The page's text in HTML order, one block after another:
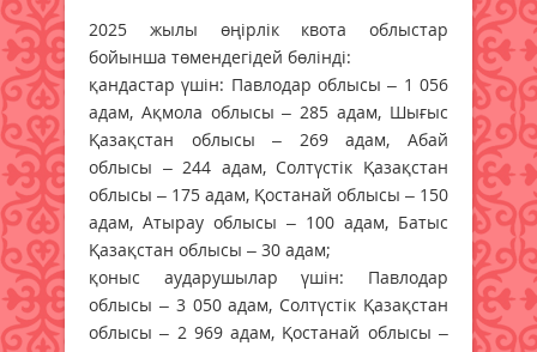
2025 жылы өңірлік квота облыстар
бойынша төмендегідей бөлінді:
қандастар үшін: Павлодар облысы – 1 056
адам, Ақмола облысы – 285 адам, Шығыс
Қазақстан облысы – 269 адам, Абай
облысы – 244 адам, Солтүстік Қазақстан
облысы – 175 адам, Қостанай облысы – 150
адам, Атырау облысы – 100 адам, Батыс
Қазақстан облысы – 30 адам;
қоныс аударушылар үшін: Павлодар
облысы – 3 050 адам, Солтүстік Қазақстан
облысы – 2 969 адам, Қостанай облысы –